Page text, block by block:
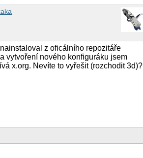
z oficálního repozitáře
vytvoření nového konfiguráku jsem
x.org. Nevíte to vyřešit (rozchodit 3d)?